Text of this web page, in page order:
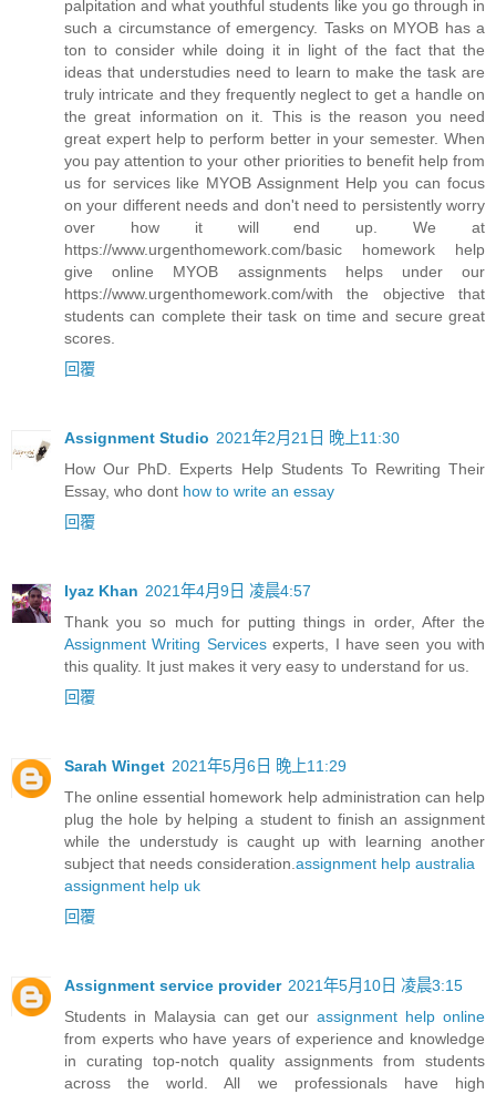
palpitation and what youthful students like you go through in
such a circumstance of emergency. Tasks on MYOB has a
ton to consider while doing it in light of the fact that the
ideas that understudies need to learn to make the task are
truly intricate and they frequently neglect to get a handle on
the great information on it. This is the reason you need
great expert help to perform better in your semester. When
you pay attention to your other priorities to benefit help from
us for services like MYOB Assignment Help you can focus
on your different needs and don't need to persistently worry
over how it will end up. We at
https://www.urgenthomework.com/basic homework help
give online MYOB assignments helps under our
https://www.urgenthomework.com/with the objective that
students can complete their task on time and secure great
scores.
回覆
Assignment Studio 2021年2月21日 晚上11:30
How Our PhD. Experts Help Students To Rewriting Their
Essay, who dont how to write an essay
回覆
Iyaz Khan 2021年4月9日 凌晨4:57
Thank you so much for putting things in order, After the
Assignment Writing Servicesexperts, I have seen you with
this quality. It just makes it very easy to understand for us.
回覆
Sarah Winget 2021年5月6日 晚上11:29
The online essential homework help administration can help
plug the hole by helping a student to finish an assignment
while the understudy is caught up with learning another
subject that needs consideration. assignment help australia
assignment help uk
回覆
Assignment service provider 2021年5月10日 凌晨3:15
Students in Malaysia can get ourassignment help online
from experts who have years of experience and knowledge
in curating top-notch quality assignments from students
across the world. All we professionals have high